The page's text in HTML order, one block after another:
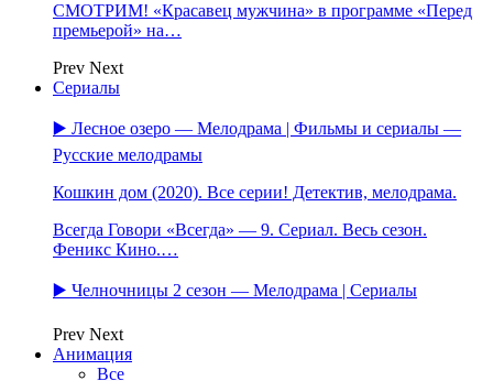
СМОТРИМ! «Красавец мужчина» в программе «Перед
премьерой» на…
Prev Next
Сериалы
▶️ Лесное озеро — Мелодрама | Фильмы и сериалы —
Русские мелодрамы
Кошкин дом (2020). Все серии! Детектив, мелодрама.
Всегда Говори «Всегда» — 9. Сериал. Весь сезон.
Феникс Кино.…
▶️ Челночницы 2 сезон — Мелодрама | Сериалы
Prev Next
Анимация
Все